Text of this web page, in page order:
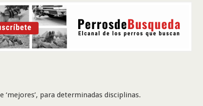
para determinadas disciplinas.